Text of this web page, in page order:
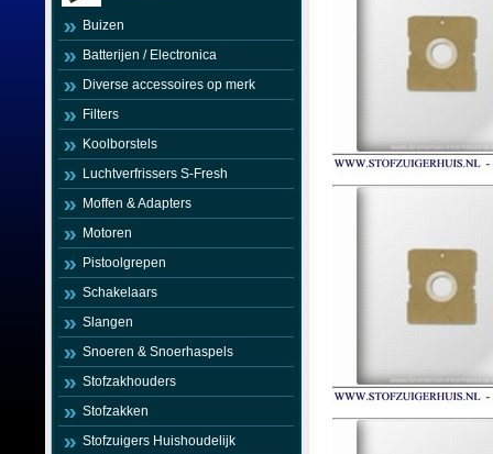
Buizen
Batterijen / Electronica
Diverse accessoires op merk
Filters
Koolborstels
Luchtverfrissers S-Fresh
Moffen & Adapters
Motoren
Pistoolgrepen
Schakelaars
Slangen
Snoeren & Snoerhaspels
Stofzakhouders
Stofzakken
Stofzuigers Huishoudelijk